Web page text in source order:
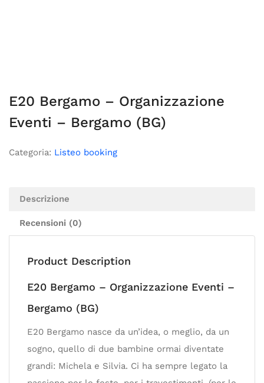
E20 Bergamo – Organizzazione
Eventi – Bergamo (BG)
Categoria: Listeo booking
Descrizione
Recensioni (0)
Product Description
E20 Bergamo – Organizzazione Eventi –
Bergamo (BG)
E20 Bergamo nasce da un’idea, o meglio, da un
sogno, quello di due bambine ormai diventate
grandi: Michela e Silvia. Ci ha sempre legato la